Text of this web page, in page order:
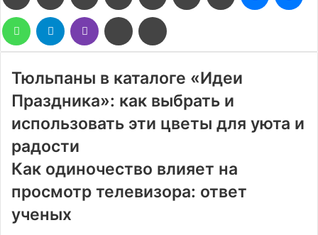
WhatsAppTelegram Viber
Поделиться
через
электронную
Тюльпаны в каталоге «Идеи
Праздника»: как выбрать и
использовать эти цветы для уюта и
радости
Как одиночество влияет на
просмотр телевизора: ответ
ученых